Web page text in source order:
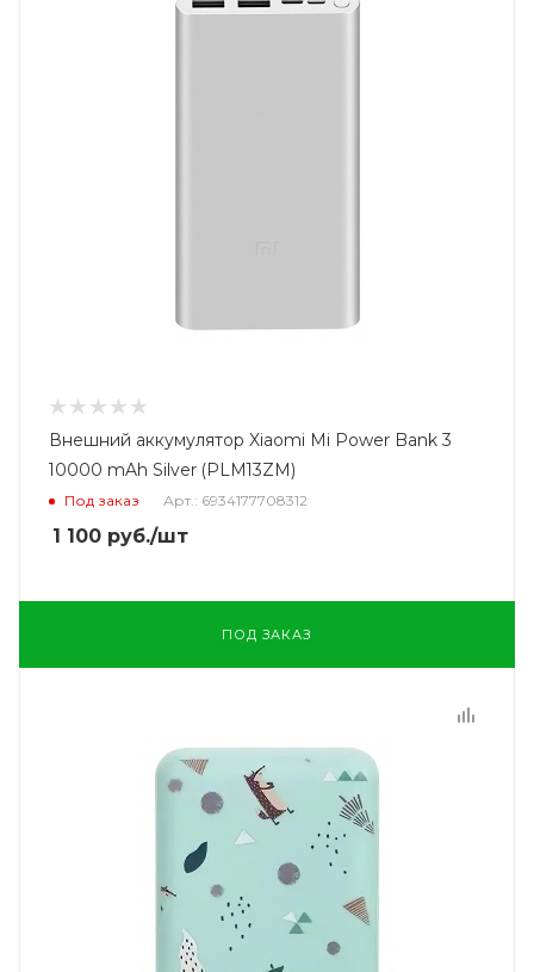
Внешний аккумулятор Xiaomi Mi Power Bank 3
10000 mAh Silver (PLM13ZM)
Под заказ Арт.: 6934177708312
1 100 руб./шт
ПОД ЗАКАЗ